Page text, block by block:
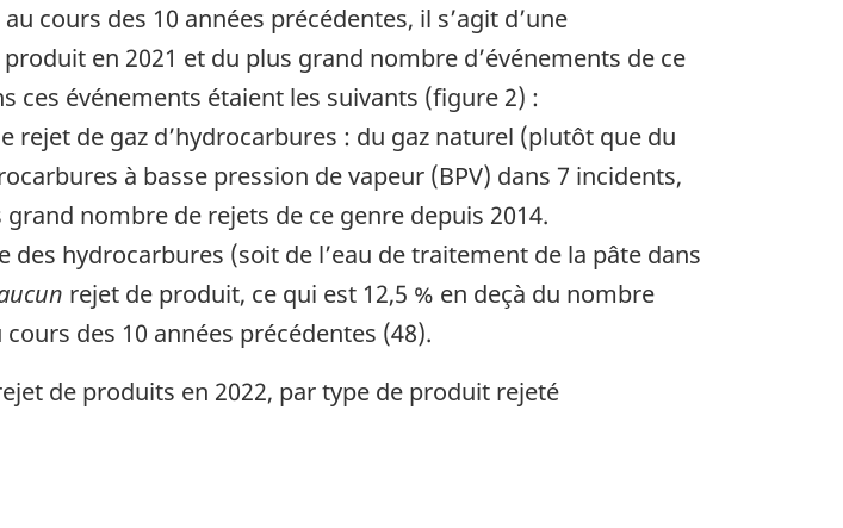
cours des 10 années précédentes, il s’agit d’une
en 2021 et du plus grand nombre d’événements de ce
ces événements étaient les suivants (figure 2) :
de gaz d’hydrocarbures : du gaz naturel (plutôt que du
à basse pression de vapeur (BPV) dans 7 incidents,
nombre de rejets de ce genre depuis 2014.
hydrocarbures (soit de l’eau de traitement de la pâte dans
rejet de produit, ce qui est 12,5 % en deçà du nombre
des 10 années précédentes (48).
de produits en 2022, par type de produit rejeté